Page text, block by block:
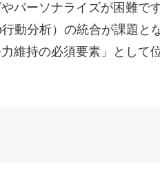
パーソナライズが困難で
動分析）の統合が課題と
維持の必須要素」として